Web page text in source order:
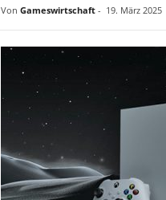
Von Gameswirtschaft- 19. März 2025